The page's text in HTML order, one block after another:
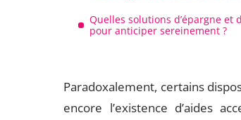
Quelles solutions d’épargne et
pour anticiper sereinement ?
Paradoxalement, certains
encore l’existence d’aides